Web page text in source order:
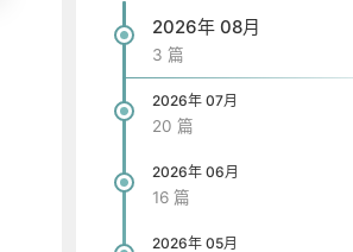
2026年 08月
3 篇
2026年 07月
20 篇
2026年 06月
16 篇
2026年 05月